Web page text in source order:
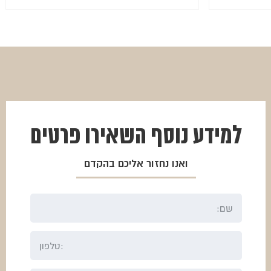
₪500.
₪375.
למידע נוסף השאירו פרטים
ואנו נחזור אליכם בהקדם